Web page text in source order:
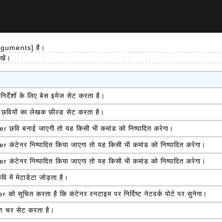
है।
के लिए बेस इमेज सेट करता है।
छवियों का लेखक फ़ील्ड सेट करता है।
छवि बनाई जाएगी तो यह किसी भी कमांड को निष्पादित करेगा।
निष्पादित किया जाएगा तो यह किसी भी कमांड को निष्पादित करेगा।
निष्पादित किया जाएगा तो यह किसी भी कमांड को निष्पादित करेगा।
में मेटाडेटा जोड़ता है।
को सूचित करता है कि कंटेनर रनटाइम पर निर्दिष्ट नेटवर्क पोर्ट पर सुनेगा।
चर सेट करता है।